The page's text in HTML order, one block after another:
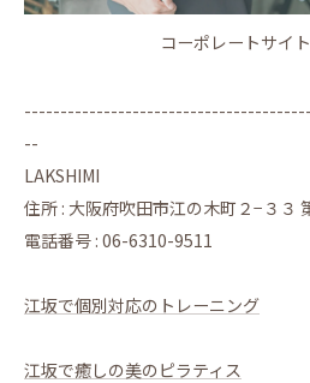
コーポレートサイ
--
LAKSHIMI
住所 : 大阪府吹田市江の木町２−３３
電話番号 : 06-6310-9511
江坂で個別対応のトレーニング
江坂で癒しの美のピラティス